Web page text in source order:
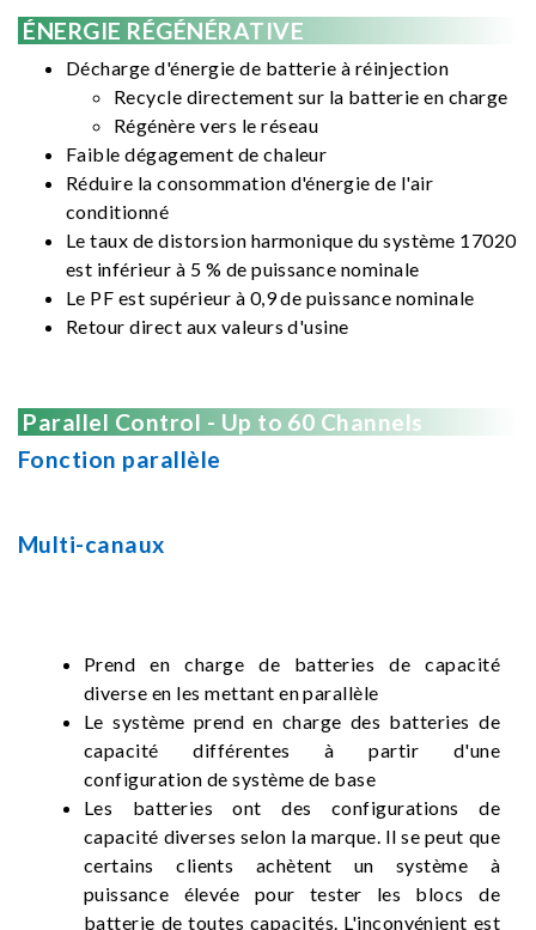
ÉNERGIE RÉGÉNÉRATIVE
Décharge d'énergie de batterie à réinjection
Recycle directement sur la batterie en charge
Régénère vers le réseau
Faible dégagement de chaleur
Réduire la consommation d'énergie de l'air
conditionné
Le taux de distorsion harmonique du système 17020
est inférieur à 5 % de puissance nominale
Le PF est supérieur à 0,9 de puissance nominale
Retour direct aux valeurs d'usine
Parallel Control - Up to 60 Channels
Fonction parallèle
Multi-canaux
Prend en charge de batteries de capacité
diverse en les mettant en parallèle
Le système prend en charge des batteries de
capacité différentes à partir d'une
configuration de système de base
Les batteries ont des configurations de
capacité diverses selon la marque. Il se peut que
certains clients achètent un système à
puissance élevée pour tester les blocs de
batterie de toutes capacités. L'inconvénient est